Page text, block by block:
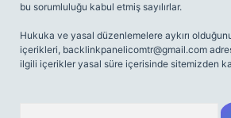
bu sorumluluğu kabul etmiş sayılırlar.
Hukuka ve yasal düzenlemelere aykırı
içerikleri, backlinkpanelicomtr@gmail.com
ilgili içerikler yasal süre içerisinde sitemizden